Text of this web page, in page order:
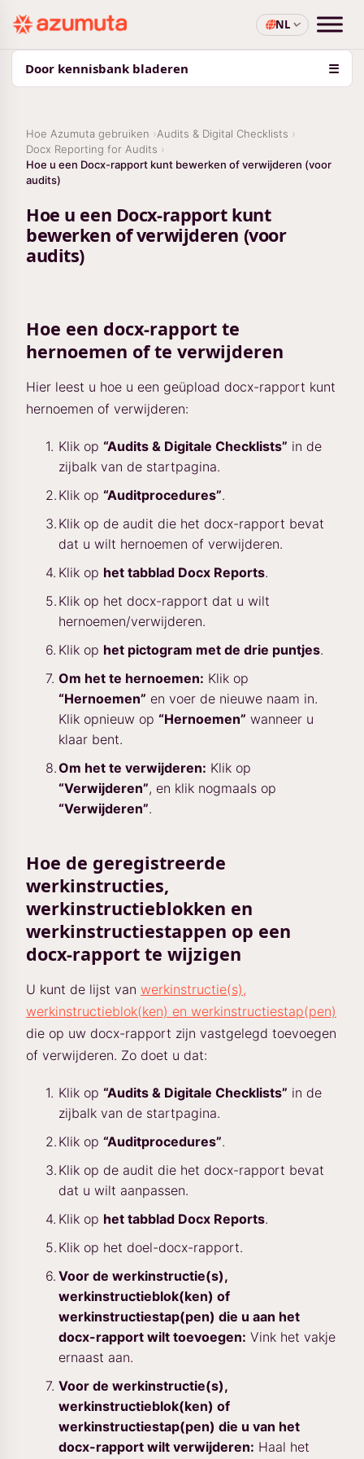
NL
Door kennisbank bladeren ☰
Hoe Azumuta gebruiken
Audits & Digital Checklists
Docx Reporting for Audits
Hoe u een Docx-rapport kunt bewerken of verwijderen (voor
audits)
Hoe u een Docx-rapport kunt
bewerken of verwijderen (voor
audits)
Hoe een docx-rapport te
hernoemen of te verwijderen
Hier leest u hoe u een geüpload docx-rapport kunt
hernoemen of verwijderen:
Klik op “Audits & Digitale Checklists” in de
zijbalk van de startpagina.
Klik op “Auditprocedures”.
Klik op de audit die het docx-rapport bevat
dat u wilt hernoemen of verwijderen.
Klik op het tabblad Docx Reports.
Klik op het docx-rapport dat u wilt
hernoemen/verwijderen.
Klik op het pictogram met de drie puntjes.
Om het te hernoemen: Klik op
“Hernoemen” en voer de nieuwe naam in.
Klik opnieuw op “Hernoemen” wanneer u
klaar bent.
Om het te verwijderen: Klik op
“Verwijderen”, en klik nogmaals op
“Verwijderen”.
Hoe de geregistreerde
werkinstructies,
werkinstructieblokken en
werkinstructiestappen op een
docx-rapport te wijzigen
U kunt de lijst van werkinstructie(s),
werkinstructieblok(ken) en werkinstructiestap(pen)
die op uw docx-rapport zijn vastgelegd toevoegen
of verwijderen. Zo doet u dat:
Klik op “Audits & Digitale Checklists” in de
zijbalk van de startpagina.
Klik op “Auditprocedures”.
Klik op de audit die het docx-rapport bevat
dat u wilt aanpassen.
Klik op het tabblad Docx Reports.
Klik op het doel-docx-rapport.
Voor de werkinstructie(s),
werkinstructieblok(ken) of
werkinstructiestap(pen) die u aan het
docx-rapport wilt toevoegen: Vink het vakje
ernaast aan.
Voor de werkinstructie(s),
werkinstructieblok(ken) of
werkinstructiestap(pen) die u van het
docx-rapport wilt verwijderen: Haal het